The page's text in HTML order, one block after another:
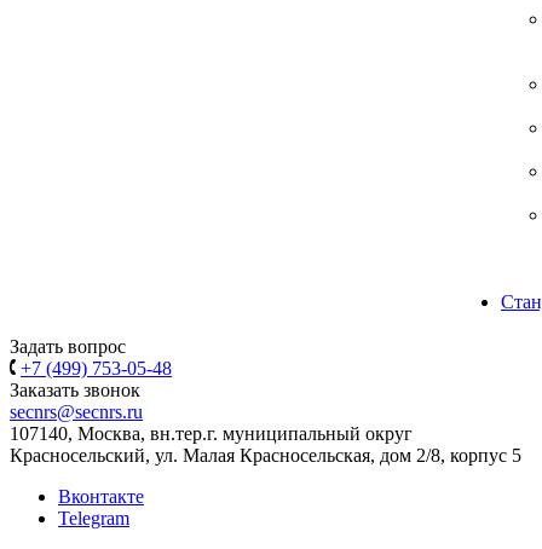
Задать вопрос
+7 (499) 753-05-48
Заказать звонок
secnrs@secnrs.ru
107140, Москва, вн.тер.г. муниципальный округ
Красносельский, ул. Малая Красносельская, дом 2/8, корпус 5
Вконтакте
Telegram